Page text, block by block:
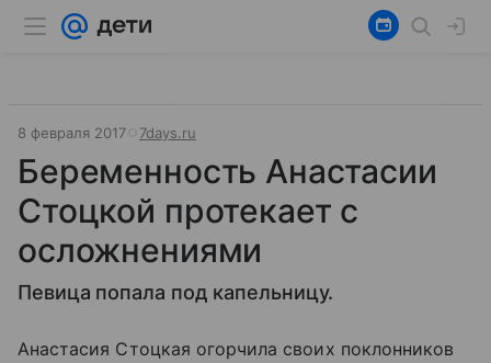
8 февраля 2017 7days.ru
Беременность Анастасии
Стоцкой протекает с
осложнениями
Певица попала под капельницу.
Анастасия Стоцкая огорчила своих поклонников